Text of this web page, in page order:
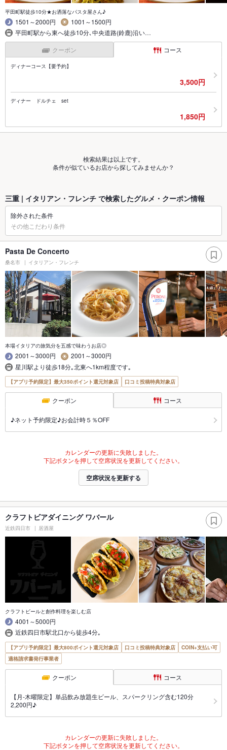
平田町駅徒歩10分★お洒落なパスタ屋さん♪
1501～2000円
1001～1500円
平田町駅から東へ徒歩10分､中央道路(鈴鹿)沿い…
クーポン コース
ディナーコース【要予約】
3,500円
ディナー ドルチェ set
1,850円
検索結果は以上です。
条件が似ているお店から探してみませんか？
三重 | イタリアン・フレンチ で検索したグルメ・クーポン情報
除外された条件
その他こだわり条件
Pasta De Concerto
桑名市 イタリアン・フレンチ
本場イタリアの旅気分を五感で味わうお店◎
2001～3000円
2001～3000円
星川駅より徒歩18分｡北東へ1km程度です｡
【アプリ予約限定】最大350ポイント還元対象店 口コミ投稿特典対象店
クーポン コース
♪ネット予約限定♪お会計時５％OFF
カレンダーの更新に失敗しました。
下記ボタンを押して空席状況を更新してください。
空席状況を更新する
クラフトビアダイニング ワバール
近鉄四日市 居酒屋
クラフトビールと創作料理を楽しむ店
4001～5000円
近鉄四日市駅北口から徒歩4分｡
【アプリ予約限定】最大800ポイント還元対象店 口コミ投稿特典対象店
COIN+支払い可
適格請求書発行事業者
クーポン コース
【月-木曜限定】単品飲み放題生ビール、スパークリング含む120分
2,200円♪
カレンダーの更新に失敗しました。
下記ボタンを押して空席状況を更新してください。